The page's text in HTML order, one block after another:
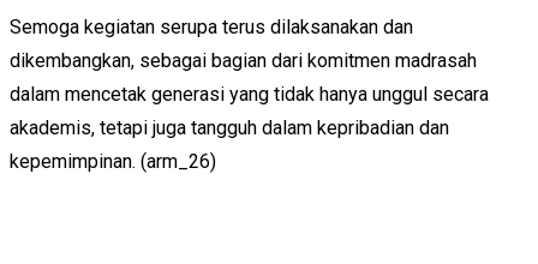
Semoga kegiatan serupa terus dilaksanakan dan
dikembangkan, sebagai bagian dari komitmen madrasah
dalam mencetak generasi yang tidak hanya unggul secara
akademis, tetapi juga tangguh dalam kepribadian dan
kepemimpinan. (arm_26)